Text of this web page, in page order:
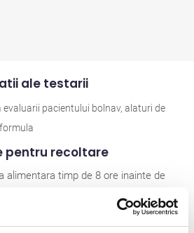
ale testarii
pacientului bolnav, alaturi de
pentru recoltare
alimentara timp de 8 ore inainte de
dupa recoltare